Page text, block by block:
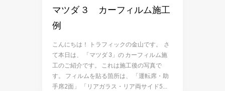
マツダ ３ カーフィルム施工
例
こんにちは！ トラフィックの金山です。 さ
て本日は、 「マツダ 3」の カーフィルム施
工のご紹介です。 これは施工後の写真で
す。 フィルムを貼る箇所は、 「運転席・助
手席2面」 「リアガラス・リア両サイド5…